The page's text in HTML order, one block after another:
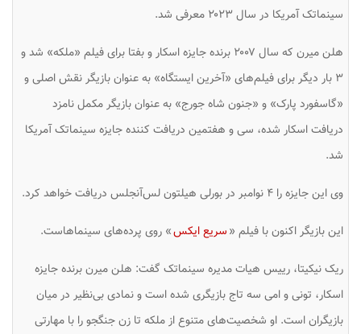
سینماتک آمریکا در سال ۲۰۲۳ معرفی شد.
هلن میرن که سال ۲۰۰۷ برنده جایزه اسکار و بفتا برای فیلم «ملکه» شد و
۳ بار دیگر برای فیلم‌های «آخرین ایستگاه» به عنوان بازیگر نقش اصلی و
«گاسفورد پارک» و «جنون شاه جورج» به عنوان بازیگر مکمل نامزد
دریافت اسکار شده، سی و هفتمین دریافت کننده جایزه سینماتک آمریکا
شد.
وی این جایزه را ۴ نوامبر در بورلی هیلتون لس‌آنجلس دریافت خواهد کرد.
این بازیگر اکنون با فیلم «سریع ایکس» روی پرده‌های سینماهاست.
ریک نیکیتا، رییس هیات مدیره سینماتک گفت: هلن میرن برنده جایزه
اسکار، تونی و امی سه تاج بازیگری شده است و نمادی بی‌نظیر در میان
بازیگران است. او شخصیت‌های متنوع از ملکه تا زن جنگجو را با مهارتی